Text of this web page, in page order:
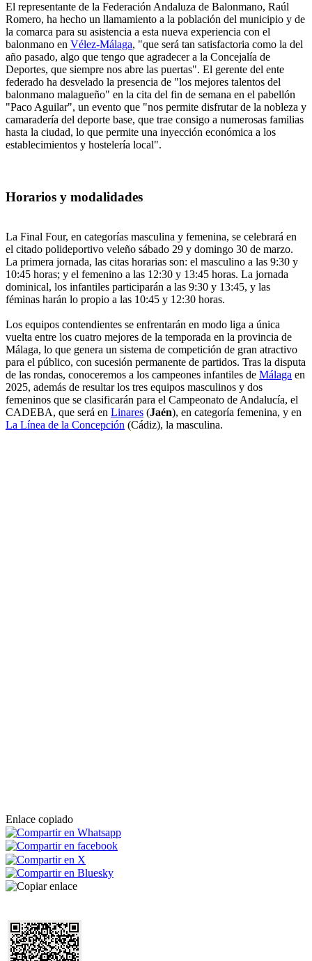
El representante de la Federación Andaluza de Balonmano, Raúl
Romero, ha hecho un llamamiento a la población del municipio y de
la comarca para su asistencia a esta nueva experiencia con el
balonmano en Vélez-Málaga, "que será tan satisfactoria como la del
año pasado, algo que tengo que agradecer a la Concejalía de
Deportes, que siempre nos abre las puertas". El gerente del ente
federado ha desvelado la presencia de "los mejores talentos del
balonmano malagueño" en la cita del fin de semana en el pabellón
"Paco Aguilar", un evento que "nos permite disfrutar de la nobleza y
camaradería del deporte base, que trae consigo a numerosas familias
hasta la ciudad, lo que permite una inyección económica a los
establecimientos y hostelería local".
Horarios y modalidades
La Final Four, en categorías masculina y femenina, se celebrará en
el citado polideportivo veleño sábado 29 y domingo 30 de marzo.
La primera jornada, las citas horarias son: el masculino a las 9:30 y
10:45 horas; y el femenino a las 12:30 y 13:45 horas. La jornada
dominical, los infantiles participarán a las 9:30 y 13:45, y las
féminas harán lo propio a las 10:45 y 12:30 horas.
Los equipos contendientes se enfrentarán en modo liga a única
vuelta entre los cuatro mejores de la temporada en la provincia de
Málaga, lo que genera un sistema de competición de gran atractivo
para el público, con sucesión permanente de partidos. Tras la disputa
de las rondas, conoceremos a los campeones infantiles de Málaga en
2025, además de resultar los tres equipos masculinos y dos
femeninos que se clasificarán para el Campeonato de Andalucía, el
CADEBA, que será en Linares (Jaén), en categoría femenina, y en
La Línea de la Concepción (Cádiz), la masculina.
Enlace copiado